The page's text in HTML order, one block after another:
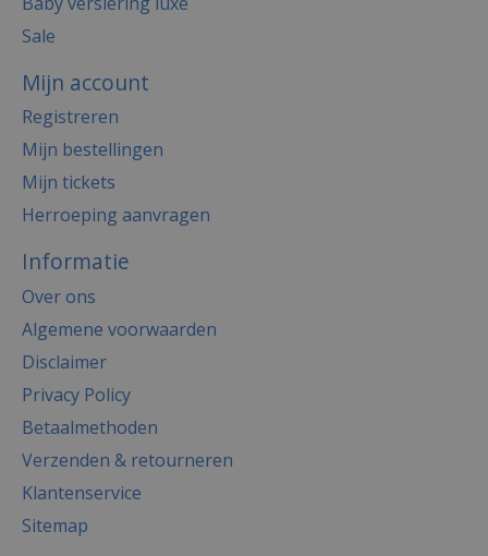
Sale
Mijn account
Registreren
Mijn bestellingen
Mijn tickets
Herroeping aanvragen
Informatie
Over ons
Algemene voorwaarden
Disclaimer
Privacy Policy
Betaalmethoden
Verzenden & retourneren
Klantenservice
Sitemap